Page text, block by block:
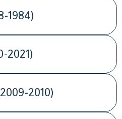
1984)
2021)
2010)